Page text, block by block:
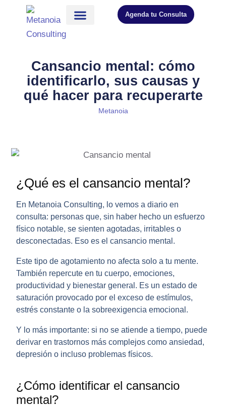
Agenda tu Consulta
Cansancio mental: cómo
identificarlo, sus causas y
qué hacer para recuperarte
Metanoia
¿Qué es el cansancio mental?
En Metanoia Consulting, lo vemos a diario en
consulta: personas que, sin haber hecho un esfuerzo
físico notable, se sienten agotadas, irritables o
desconectadas. Eso es elcansancio mental .
Este tipo de agotamiento no afecta solo a tu mente.
También repercute en tu cuerpo, emociones,
productividad y bienestar general. Es un estado de
saturación provocado por el exceso de estímulos,
estrés constante o la sobreexigencia emocional.
Y lo más importante: si no se atiende a tiempo, puede
derivar en trastornos más complejos como ansiedad,
depresión o incluso problemas físicos.
¿Cómo identificar el cansancio
mental?